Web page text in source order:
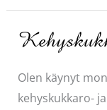
kehyksen
puristelu
Olen käynyt
kehyskukkaro-